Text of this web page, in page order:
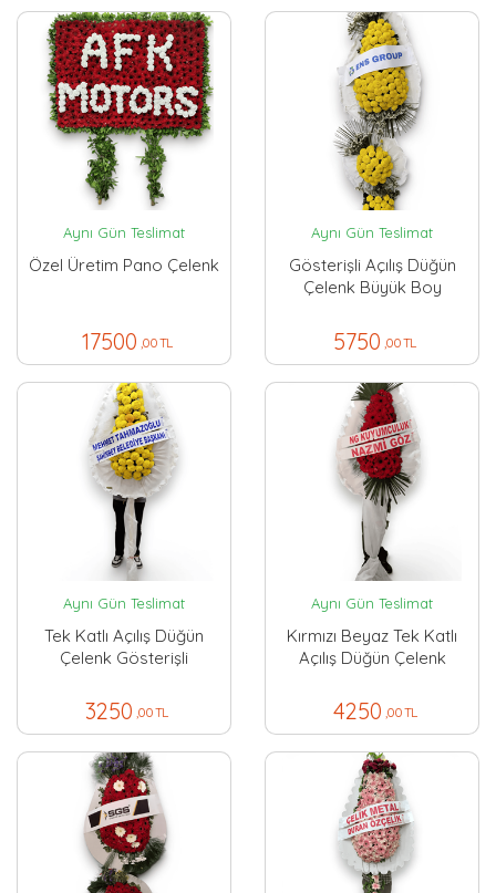
Aynı Gün Teslimat
Özel Üretim Pano Çelenk
17500 ,00 TL
Aynı Gün Teslimat
Gösterişli Açılış Düğün
Çelenk Büyük Boy
5750 ,00 TL
Aynı Gün Teslimat
Tek Katlı Açılış Düğün
Çelenk Gösterişli
3250 ,00 TL
Aynı Gün Teslimat
Kırmızı Beyaz Tek Katlı
Açılış Düğün Çelenk
4250 ,00 TL